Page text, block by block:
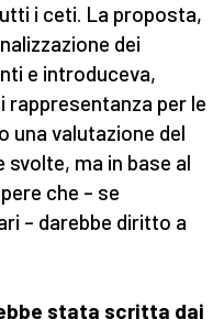
i ceti. La proposta,
dei
e introduceva,
rappresentanza per le
una valutazione del
svolte, ma in base al
che – se
– darebbe diritto a
stata scritta dai